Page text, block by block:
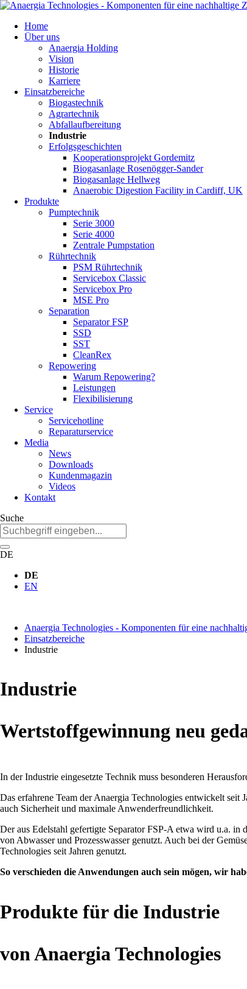
überspringen
Home
Über uns
Anaergia Holding
Vision
Historie
Karriere
Einsatzbereiche
Biogastechnik
Agrartechnik
Abfallaufbereitung
Industrie
Erfolgsgeschichten
Kooperationsprojekt Gordemitz
Biogasanlage Rosenögger-Sander
Biogasanlage Hellweg
Anaerobic Digestion Facility in Cardiff, UK
Produkte
Pumptechnik
Serie 3000
Serie 4000
Zentrale Pumpstation
Rührtechnik
PSM Rührtechnik
Servicebox Classic
Servicebox Pro
MSE Pro
Separation
Separator FSP
SSD
SST
CleanRex
Repowering
Warum Repowering?
Leistungen
Flexibilisierung
Service
Servicehotline
Reparaturservice
Media
News
Downloads
Kundenmagazin
Videos
Kontakt
Suche
Suchbegriffe
DE
DE
EN
Anaergia Technologies - Komponenten für eine
Einsatzbereiche
Industrie
Industrie
Wertstoffgewinnung neu
In der Industrie eingesetzte Technik muss besonderen
Das erfahrene Team der Anaergia Technologies entwickelt
auch Sicherheit und maximale Anwenderfreundlichkeit.
Der aus Edelstahl gefertigte Separator FSP-A etwa wird u.a.
von Abwasser und Prozesswasser genutzt. Auch bei der
Technologies seit Jahren genutzt.
So verschieden die Anwendungen auch sein mögen, wir
Produkte für die Industrie
von Anaergia Technologies